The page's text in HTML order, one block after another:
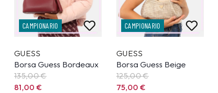
CAMPIONARIO
GUESS
Borsa Guess Bordeaux
135,00€
81,00€
CAMPIONARIO
GUESS
Borsa Guess Beige
125,00€
75,00€